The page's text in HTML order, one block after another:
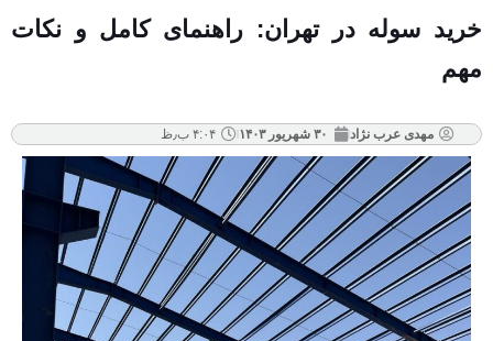
خرید سوله در تهران: راهنمای کامل و نکات
مهم
مهدی عرب نژاد ۳۰ شهریور ۱۴۰۳ ۴:۰۴ ب٫ظ